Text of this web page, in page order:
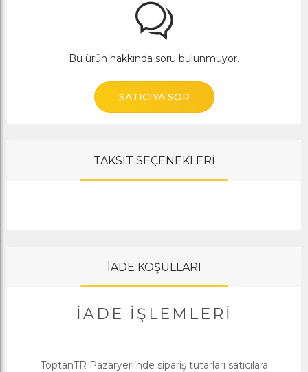
Bu ürün hakkında soru bulunmuyor.
SATICIYA SOR
TAKSİT SEÇENEKLERİ
İADE KOŞULLARI
İADE İŞLEMLERI
ToptanTR Pazaryeri’nde sipariş tutarları satıcılara